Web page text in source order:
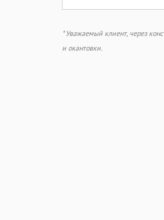
* Уважаемый клиент, через
и окантовки.